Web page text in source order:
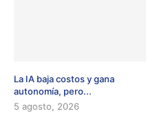
La IA baja costos y gana
autonomía, pero...
5 agosto, 2026